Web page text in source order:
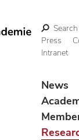
Search
Press
Intranet
News